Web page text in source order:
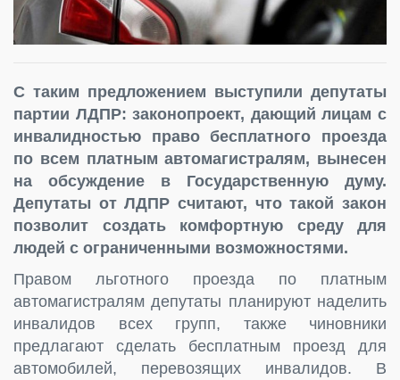
С таким предложением выступили депутаты
партии ЛДПР: законопроект, дающий лицам с
инвалидностью право бесплатного проезда
по всем платным автомагистралям, вынесен
на обсуждение в Государственную думу.
Депутаты от ЛДПР считают, что такой закон
позволит создать комфортную среду для
людей с ограниченными возможностями.
Правом льготного проезда по платным
автомагистралям депутаты планируют наделить
инвалидов всех групп, также чиновники
предлагают сделать бесплатным проезд для
автомобилей, перевозящих инвалидов. В